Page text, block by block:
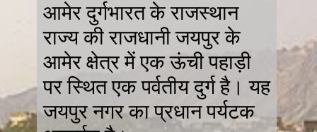
आमेर दुर्गभारत के राजस्थान
राज्य की राजधानी जयपुर के
आमेर क्षेत्र में एक ऊंची पहाड़ी
पर स्थित एक पर्वतीय दुर्ग है। यह
जयपुर नगर का प्रधान पर्यटक